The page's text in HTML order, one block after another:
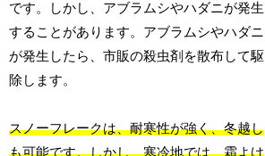
です。しかし、アブラムシやハダニが発生
することがあります。アブラムシやハダニ
が発生したら、市販の殺虫剤を散布して駆
除します。
スノーフレークは、耐寒性が強く、冬越し
も可能です。しかし、寒冷地では、霜よけ